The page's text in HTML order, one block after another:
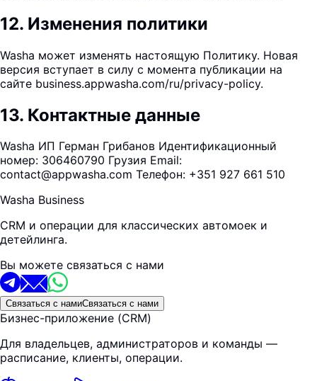
12. Изменения политики
Washa может изменять настоящую Политику. Новая
версия вступает в силу с момента публикации на
сайте business.appwasha.com/ru/privacy-policy.
13. Контактные данные
Washa ИП Герман Грибанов Идентификационный
номер: 306460790 Грузия Email:
contact@appwasha.com Телефон: +351 927 661 510
Washa Business
CRM и операции для классических автомоек и
детейлинга.
Вы можете связаться с нами
Связаться с намиСвязаться с нами
Бизнес-приложение (CRM)
Для владельцев, администраторов и команды —
расписание, клиенты, операции.